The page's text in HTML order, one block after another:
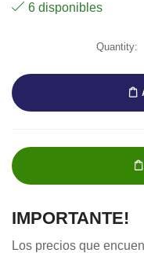
6 disponibles
IMPORTANTE!
Los precios que